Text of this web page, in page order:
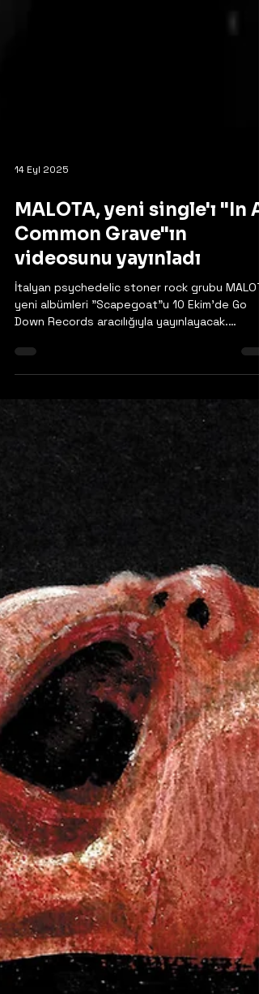
14 Eyl 2025
MALOTA, yeni single'ı "In A
Common Grave"ın
Down Records aracılığıyla yayınlayacak.
Yaklaşan...